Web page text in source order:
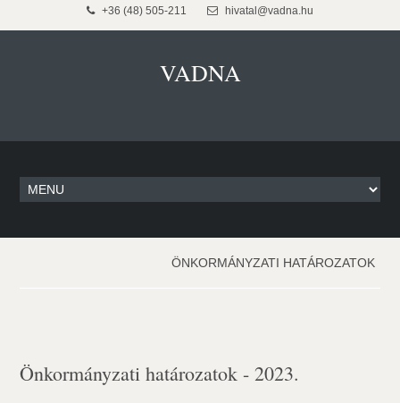
+36 (48) 505-211 hivatal@vadna.hu
VADNA
ÖNKORMÁNYZATI HATÁROZATOK
Önkormányzati határozatok - 2023.